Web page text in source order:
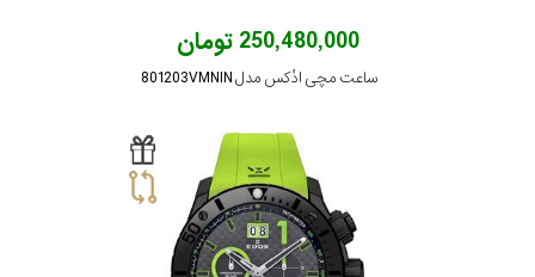
250,480,000 تومان
ساعت مچی ادُکس مدل 801203VMNIN